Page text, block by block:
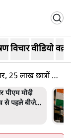
विचारवीडियो
25 लाख छात्रों के
मोदी
से पहले बीजेपी-
की अटकलें